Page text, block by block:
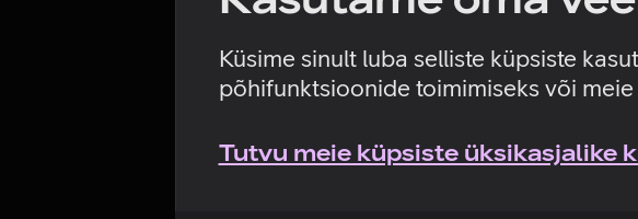
Küsime sinult luba selliste küpsiste
põhifunktsioonide toimimiseks või
Tutvu meie küpsiste üksikasjalike